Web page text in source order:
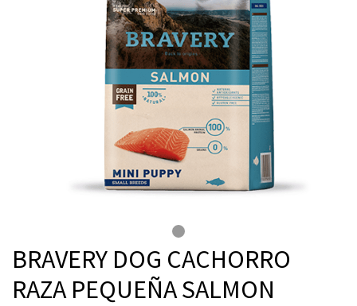
BRAVERY DOG CACHORRO
RAZA PEQUEÑA SALMON